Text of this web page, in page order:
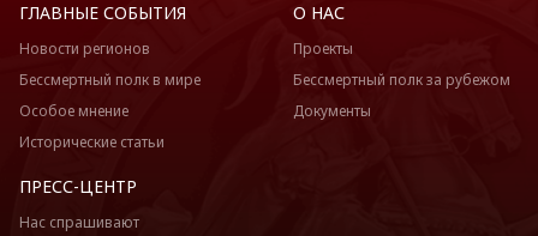
ГЛАВНЫЕ СОБЫТИЯ
Новости регионов
Бессмертный полк в мире
Особое мнение
Исторические статьи
О НАС
Проекты
Бессмертный полк за рубежом
Документы
ПРЕСС-ЦЕНТР
Нас спрашивают